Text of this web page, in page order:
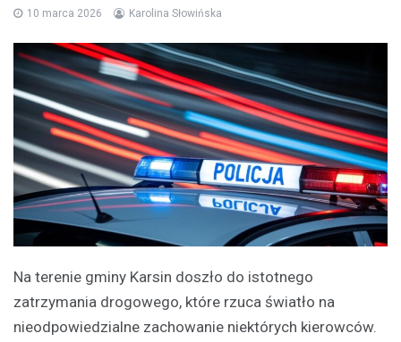
10 marca 2026 Karolina Słowińska
Na terenie gminy Karsin doszło do istotnego
zatrzymania drogowego, które rzuca światło na
nieodpowiedzialne zachowanie niektórych kierowców.